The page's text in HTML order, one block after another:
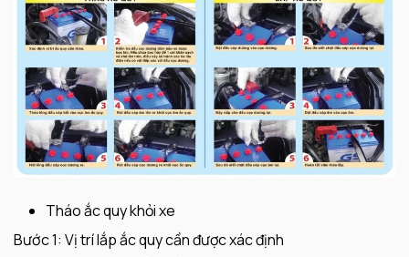
Tháo ắc quy khỏi xe
Bước 1: Vị trí lắp ắc quy cần được xác định